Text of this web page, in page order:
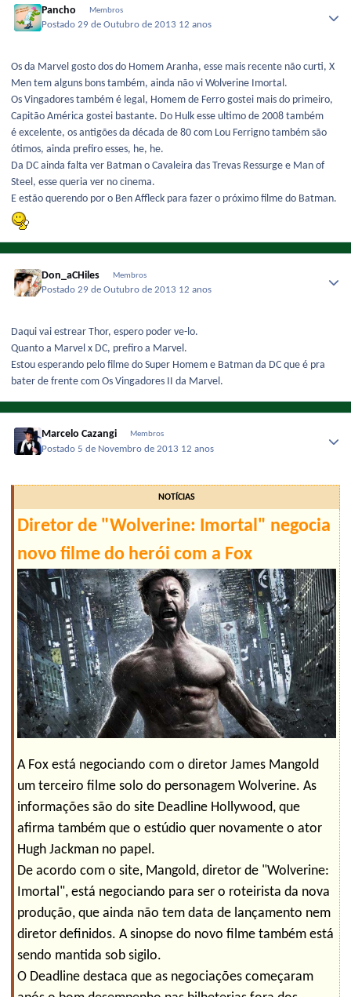
Pancho Membros
Postado29 de Outubro de 2013 12 anos
Os da Marvel gosto dos do Homem Aranha, esse mais recente não curti, X
Men tem alguns bons também, ainda não vi Wolverine Imortal.
Os Vingadores também é legal, Homem de Ferro gostei mais do primeiro,
Capitão América gostei bastante. Do Hulk esse ultimo de 2008 também
é excelente, os antigões da década de 80 com Lou Ferrigno também são
ótimos, ainda prefiro esses, he, he.
Da DC ainda falta ver Batman o Cavaleira das Trevas Ressurge e Man of
Steel, esse queria ver no cinema.
E estão querendo por o Ben Affleck para fazer o próximo filme do Batman.
Don_aCHiles Membros
Postado29 de Outubro de 2013 12 anos
Daqui vai estrear Thor, espero poder ve-lo.
Quanto a Marvel x DC, prefiro a Marvel.
Estou esperando pelo filme do Super Homem e Batman da DC que é pra
bater de frente com Os Vingadores II da Marvel.
Marcelo Cazangi Membros
Postado 5 de Novembro de 2013 12 anos
NOTÍCIAS
Diretor de "Wolverine: Imortal" negocia
novo filme do herói com a Fox
A Fox está negociando com o diretor James Mangold
um terceiro filme solo do personagem Wolverine. As
informações são do site Deadline Hollywood, que
afirma também que o estúdio quer novamente o ator
Hugh Jackman no papel.
De acordo com o site, Mangold, diretor de "Wolverine:
Imortal", está negociando para ser o roteirista da nova
produção, que ainda não tem data de lançamento nem
diretor definidos. A sinopse do novo filme também está
sendo mantida sob sigilo.
O Deadline destaca que as negociações começaram